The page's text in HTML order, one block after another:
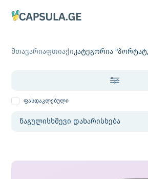
მთავარიაფთიაქიკატეგორია
ფასდაკლებული